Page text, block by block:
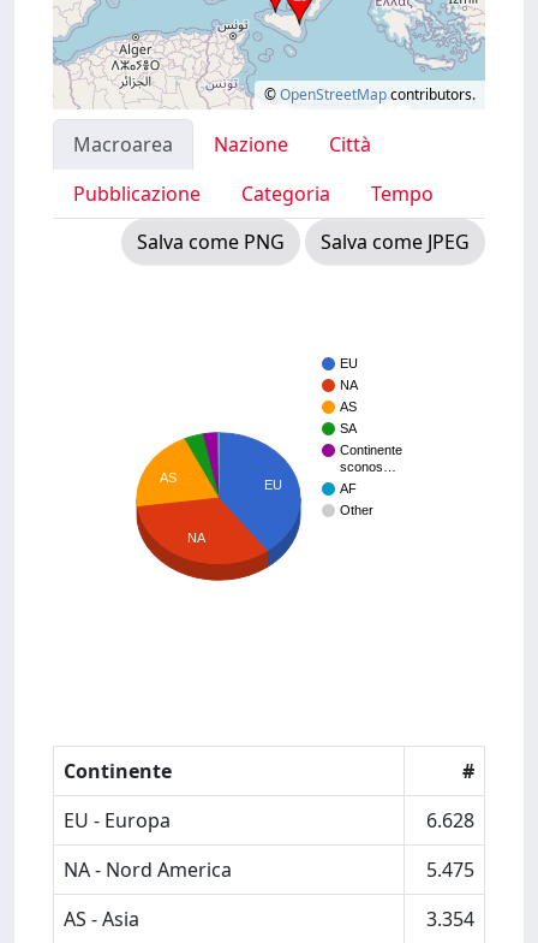
©OpenStreetMapcontributors.
Macroarea Nazione
Città
Pubblicazione
Categoria
Tempo
Salva come PNG
Salva come JPEG
EU
NA
AS
SA
Continente
sconos…
AF
Other
EU
AS
NA
Continente
#
EU - Europa
6.628
NA - Nord America
5.475
AS - Asia
3.354